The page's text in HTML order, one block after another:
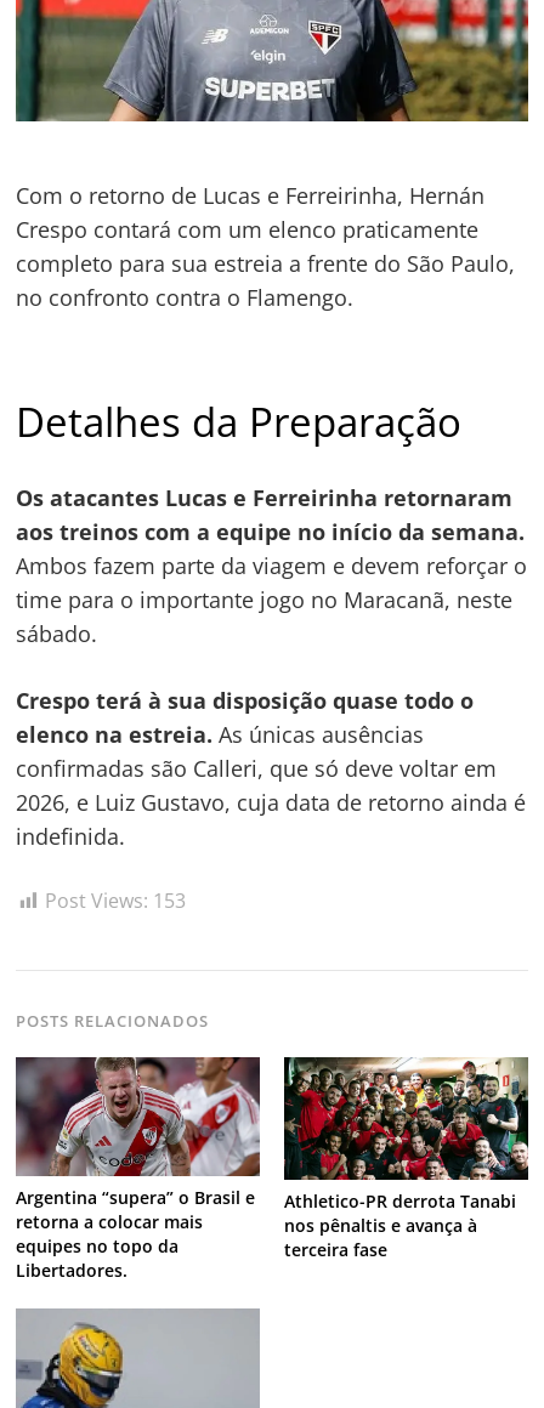
Com o retorno de Lucas e Ferreirinha, Hernán
Crespo contará com um elenco praticamente
completo para sua estreia a frente do São Paulo,
no confronto contra o Flamengo.
Detalhes da Preparação
Os atacantes Lucas e Ferreirinha retornaram
aos treinos com a equipe no início da semana.
Ambos fazem parte da viagem e devem reforçar o
time para o importante jogo no Maracanã, neste
sábado.
Crespo terá à sua disposição quase todo o
elenco na estreia. As únicas ausências
confirmadas são Calleri, que só deve voltar em
2026, e Luiz Gustavo, cuja data de retorno ainda é
indefinida.
Post Views: 153
POSTS RELACIONADOS
Argentina “supera” o Brasil e
retorna a colocar mais
equipes no topo da
Libertadores.
Athletico-PR derrota Tanabi
nos pênaltis e avança à
terceira fase
Navegação
de